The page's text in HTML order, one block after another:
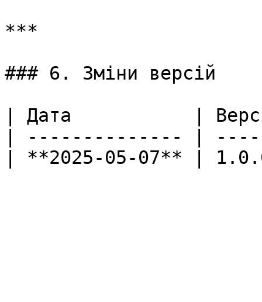
***
### 6. Зміни версій
| Дата           |
| -------------- |